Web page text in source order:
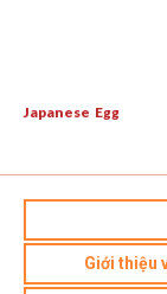
Japanese Egg
Giới thiệu